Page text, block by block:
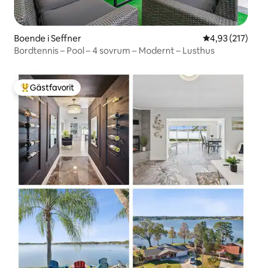
Boende i Seffner 4,93 av 5 i
4,93 (217)
Bordtennis – Pool – 4 sovrum – Modernt – Lusthus
Populär gästfavorit
Gästfavorit